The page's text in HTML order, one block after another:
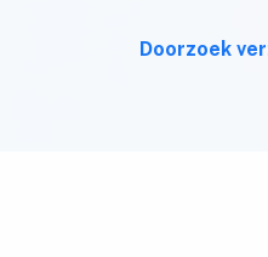
Doorzoek